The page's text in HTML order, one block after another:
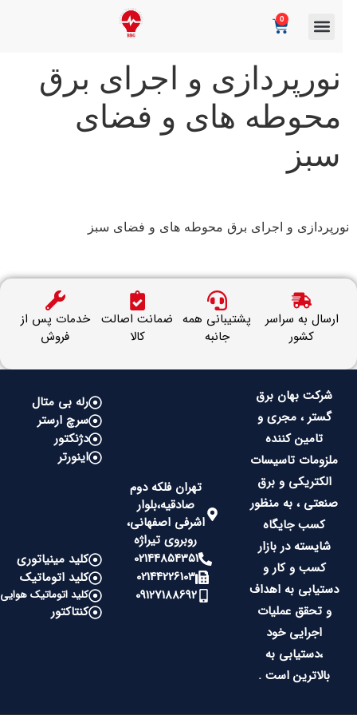
نورپردازی و اجرای برق
محوطه های و فضای
سبز
و اجرای برق محوطه های و فضای سبز
ارسال به سراسر
کشور
پشتیبانی همه
جانبه
ضمانت اصالت
کالا
خدمات پس از
فروش
شرکت بهان برق
گستر ، مجری و
تامین کننده
ملزومات تاسیسات
الکتریکی و برق
صنعتی ، به منظور
کسب جایگاه
شایسته در بازار
کسب و کار و
دستیابی به اهداف
و تحقق عملیات
اجرایی خود
،دستیابی به
بالاترین است .
تهران فلکه دوم
صادقیه،بلوار
اشرفی اصفهانی،
روبروی تیراژه
02144854351
02144226103
09127188692
رله بی متال
سرچ ارستر
دژنکتور
اینورتر
کلید مینیاتوری
کلید اتوماتیک
کلید اتوماتیک هوایی
کنتاکتور